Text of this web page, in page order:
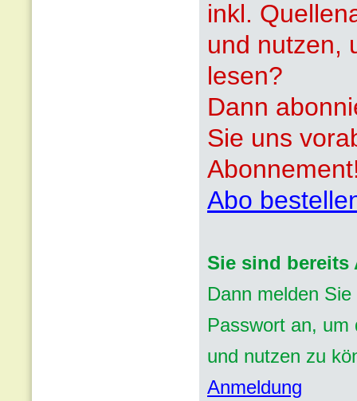
inkl.
und nutzen,
lesen?
Dann
Sie uns
Abo
Sie sind bereits
Dann melden
Passwort an, um
und nutzen zu
Anmeldung